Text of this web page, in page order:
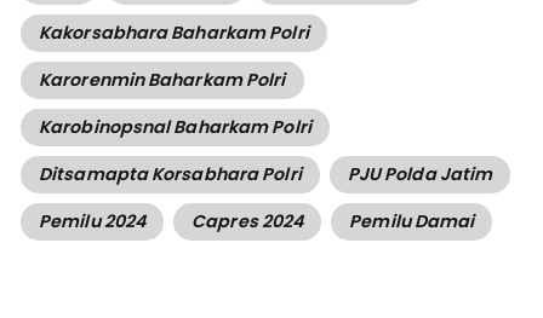
Kakorsabhara Baharkam Polri
Karorenmin Baharkam Polri
Karobinopsnal Baharkam Polri
Ditsamapta Korsabhara Polri
PJU Polda Jatim
Pemilu 2024
Capres 2024 Pemilu Damai